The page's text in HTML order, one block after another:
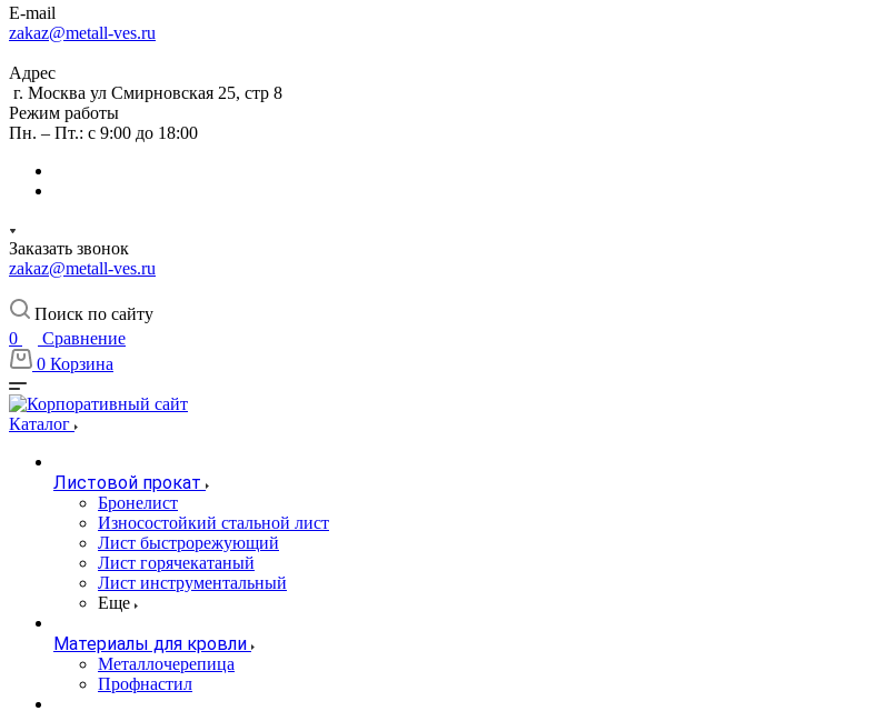
E-mail
zakaz@metall-ves.ru
Адрес
г. Москва ул Смирновская 25, стр 8
Режим работы
Пн. – Пт.: с 9:00 до 18:00
Заказать звонок
zakaz@metall-ves.ru
Поиск по сайту
0
Сравнение
0 Корзина
Каталог
Листовой прокат
Бронелист
Износостойкий стальной лист
Лист быстрорежующий
Лист горячекатаный
Лист инструментальный
Еще
Материалы для кровли
Металлочерепица
Профнастил